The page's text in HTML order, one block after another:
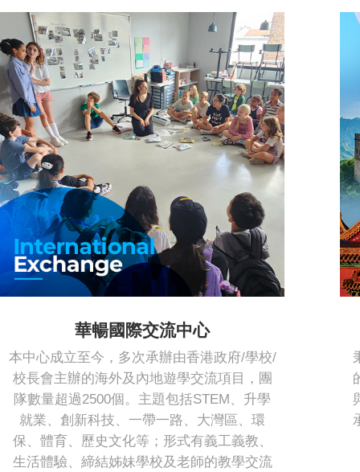
華暢國際交流中心
本中心成立至今，多次承辦由香港政府/學校/
校長會主辦的海外及內地遊學交流項目，團
隊數量超過2500個。主題包括STEM、升學
就業、創新科技、一帶一路、大灣區、環
保、體育、歷史文化等；形式有義工義教、
生活體驗、締結姊妹學校及老師的教學交流